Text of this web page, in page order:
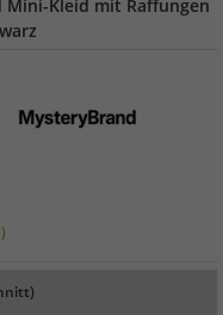
Mini-Kleid mit Raffungen